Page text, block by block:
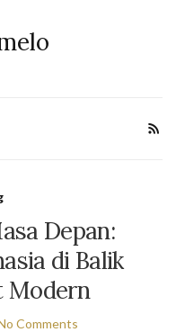
Depan:
di Balik
Modern
Comments